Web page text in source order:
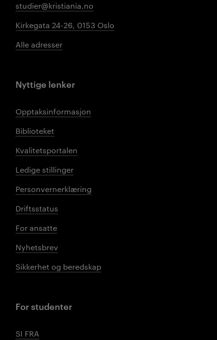
studier@kristiania.no
Kirkegata 24-26, 0153 Oslo
Alle adresser
Nyttige lenker
Opptaksinformasjon
Biblioteket
Kvalitetsportalen
Ledige stillinger
Personvernerklæring
Driftsstatus
For ansatte
Nyhetsbrev
Sikkerhet og beredskap
For studenter
SI FRA